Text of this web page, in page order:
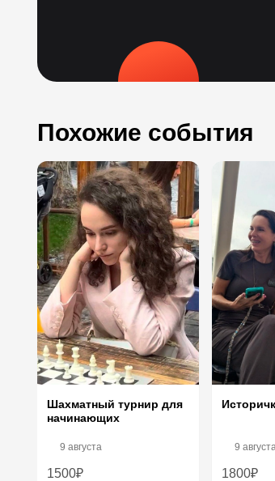
Похожие события
Шахматный турнир для
начинающих
9 августа
1500₽
9
1800₽